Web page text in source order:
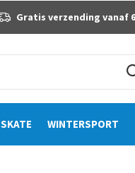
SKATE WINTERSPORT
Gratis verzending vanaf 60 euro